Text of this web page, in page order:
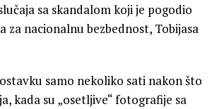
sa skandalom koji je pogodio
za nacionalnu bezbednost, Tobijasa
samo nekoliko sati nakon što
kada su „osetljive“ fotografije sa